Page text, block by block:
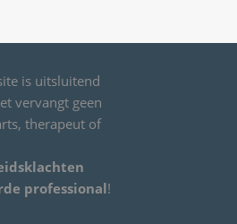
is uitsluitend
vervangt geen
therapeut of
professional!